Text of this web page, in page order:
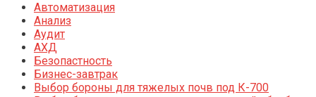
Автоматизация
Анализ
Аудит
АХД
Безопастность
Бизнес-завтрак
Выбор бороны для тяжелых почв под К-700